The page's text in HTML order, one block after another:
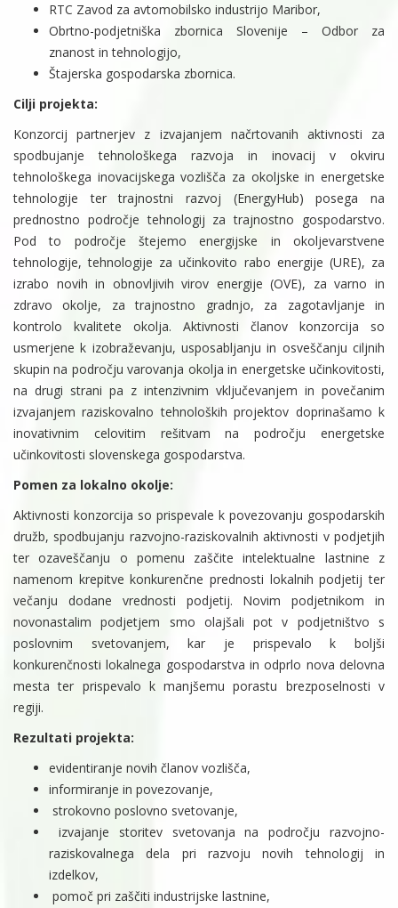
RTC Zavod za avtomobilsko industrijo Maribor,
Obrtno-podjetniška zbornica Slovenije – Odbor za
znanost in tehnologijo,
Štajerska gospodarska zbornica.
Cilji projekta:
Konzorcij partnerjev z izvajanjem načrtovanih aktivnosti za
spodbujanje tehnološkega razvoja in inovacij v okviru
tehnološkega inovacijskega vozlišča za okoljske in energetske
tehnologije ter trajnostni razvoj (EnergyHub) posega na
prednostno področje tehnologij za trajnostno gospodarstvo.
Pod to področje štejemo energijske in okoljevarstvene
tehnologije, tehnologije za učinkovito rabo energije (URE), za
izrabo novih in obnovljivih virov energije (OVE), za varno in
zdravo okolje, za trajnostno gradnjo, za zagotavljanje in
kontrolo kvalitete okolja. Aktivnosti članov konzorcija so
usmerjene k izobraževanju, usposabljanju in osveščanju ciljnih
skupin na področju varovanja okolja in energetske učinkovitosti,
na drugi strani pa z intenzivnim vključevanjem in povečanim
izvajanjem raziskovalno tehnoloških projektov doprinašamo k
inovativnim celovitim rešitvam na področju energetske
učinkovitosti slovenskega gospodarstva.
Pomen za lokalno okolje:
Aktivnosti konzorcija so prispevale k povezovanju gospodarskih
družb, spodbujanju razvojno-raziskovalnih aktivnosti v podjetjih
ter ozaveščanju o pomenu zaščite intelektualne lastnine z
namenom krepitve konkurenčne prednosti lokalnih podjetij ter
večanju dodane vrednosti podjetij. Novim podjetnikom in
novonastalim podjetjem smo olajšali pot v podjetništvo s
poslovnim svetovanjem, kar je prispevalo k boljši
konkurenčnosti lokalnega gospodarstva in odprlo nova delovna
mesta ter prispevalo k manjšemu porastu brezposelnosti v
regiji.
Rezultati projekta:
evidentiranje novih članov vozlišča,
informiranje in povezovanje,
strokovno poslovno svetovanje,
izvajanje storitev svetovanja na področju razvojno-
raziskovalnega dela pri razvoju novih tehnologij in
izdelkov,
pomoč pri zaščiti industrijske lastnine,